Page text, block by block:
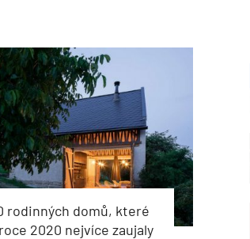
rodinných domů, které
2020 nejvíce zaujaly